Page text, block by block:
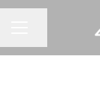
KARRIÄRMENY